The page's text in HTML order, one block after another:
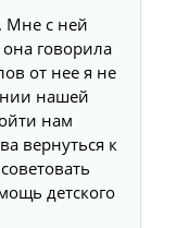
Мне с ней
говорила
от нее я не
нашей
нам
вернуться к
детского